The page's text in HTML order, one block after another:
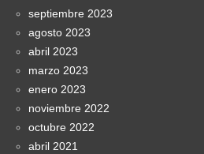
septiembre 2023
agosto 2023
abril 2023
marzo 2023
enero 2023
noviembre 2022
octubre 2022
abril 2021